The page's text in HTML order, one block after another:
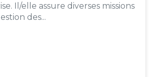
Il/elle assure diverses missions
des...